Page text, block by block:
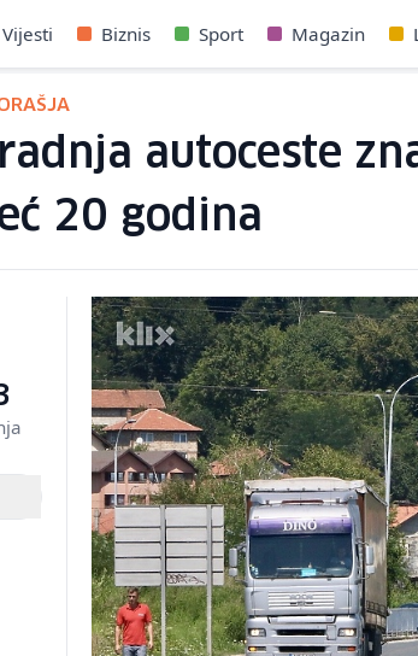
Vijesti Biznis Sport Magazin
autoceste
20 godina